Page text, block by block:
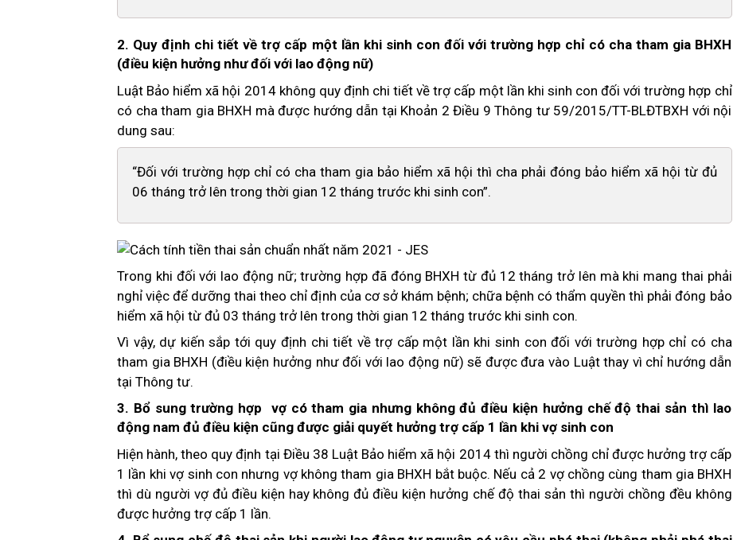
2. Quy định chi tiết về trợ cấp một lần khi sinh con đối với trường hợp chỉ có cha tham gia BHXH
(điều kiện hưởng như đối với lao động nữ)
Luật Bảo hiểm xã hội 2014 không quy định chi tiết về trợ cấp một lần khi sinh con đối với trường hợp chỉ
có cha tham gia BHXH mà được hướng dẫn tại Khoản 2 Điều 9 Thông tư 59/2015/TT-BLĐTBXH với nội
dung sau:
“Đối với trường hợp chỉ có cha tham gia bảo hiểm xã hội thì cha phải đóng bảo hiểm xã hội từ đủ
06 tháng trở lên trong thời gian 12 tháng trước khi sinh con”.
Trong khi đối với lao động nữ; trường hợp đã đóng BHXH từ đủ 12 tháng trở lên mà khi mang thai phải
nghỉ việc để dưỡng thai theo chỉ định của cơ sở khám bệnh; chữa bệnh có thẩm quyền thì phải đóng bảo
hiểm xã hội từ đủ 03 tháng trở lên trong thời gian 12 tháng trước khi sinh con.
Vì vậy, dự kiến sắp tới quy định chi tiết về trợ cấp một lần khi sinh con đối với trường hợp chỉ có cha
tham gia BHXH (điều kiện hưởng như đối với lao động nữ) sẽ được đưa vào Luật thay vì chỉ hướng dẫn
tại Thông tư.
3. Bổ sung trường hợp vợ có tham gia nhưng không đủ điều kiện hưởng chế độ thai sản thì lao
động nam đủ điều kiện cũng được giải quyết hưởng trợ cấp 1 lần khi vợ sinh con
Hiện hành, theo quy định tại Điều 38 Luật Bảo hiểm xã hội 2014 thì người chồng chỉ được hưởng trợ cấp
1 lần khi vợ sinh con nhưng vợ không tham gia BHXH bắt buộc. Nếu cả 2 vợ chồng cùng tham gia BHXH
thì dù người vợ đủ điều kiện hay không đủ điều kiện hưởng chế độ thai sản thì người chồng đều không
được hưởng trợ cấp 1 lần.